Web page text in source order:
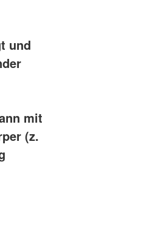
und
mit
(z.